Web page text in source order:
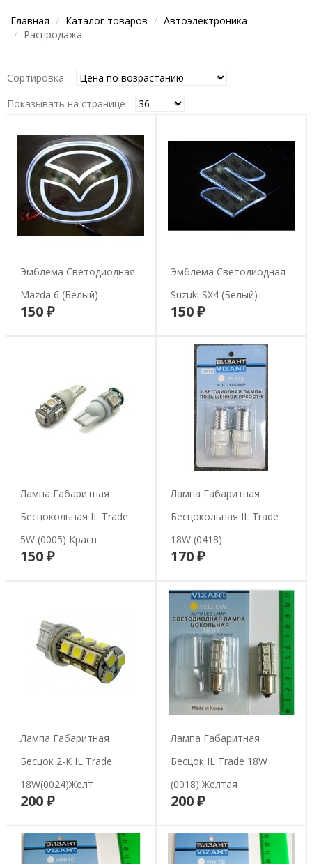
Главная Каталог товаров
Автоэлектроника
Распродажа
Сортировка:
Показывать на странице
Эмблема Светодиодная
Mazda 6 (белый)
150 ₽В корзину
Эмблема Светодиодная
Suzuki SX4 (белый)
150 ₽В корзину
Лампа Габаритная
Бесцокольная IL Trade
5W (0005) Красн
150 ₽В корзину
Лампа Габаритная
Бесцокольная IL Trade
18W (0418)
170 ₽В корзину
Лампа Габаритная
Бесцок 2-К IL Trade
18W(0024)желт
200 ₽В корзину
Лампа Габаритная
Бесцок IL Trade 18W
(0018) Желтая
200 ₽В корзину